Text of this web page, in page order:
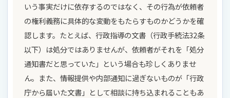
いう事実だけに依存するのではなく、その行為が依頼者
の権利義務に具体的な変動をもたらすものかどうかを確
認します。たとえば、行政指導の文書（行政手続法32条
以下）は処分ではありませんが、依頼者がそれを「処分
通知書だと思っていた」という場合も珍しくありませ
ん。また、情報提供や内部通知に過ぎないものが「行政
庁から届いた文書」として相談に持ち込まれることもあ